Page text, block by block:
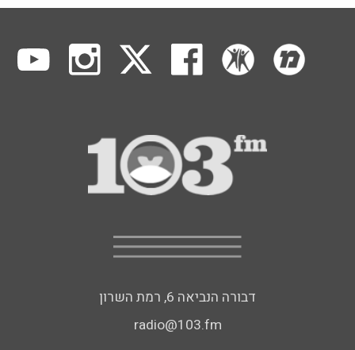
דבורה הנביאה 6, רמת השרון
radio@103.fm